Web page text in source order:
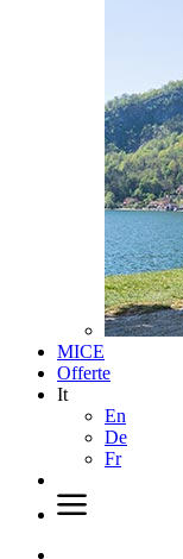
MICE
Offerte
It
En
De
Fr